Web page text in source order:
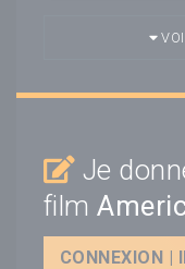
Je
film
CONNEXION |